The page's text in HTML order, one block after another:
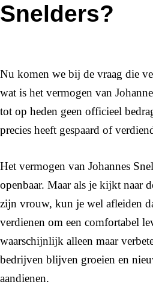
Snelders?
Nu komen we bij de vraag die
wat is het vermogen van
tot op heden geen officieel
precies heeft gespaard of
Het vermogen van Johannes
openbaar. Maar als je kijkt naar
zijn vrouw, kun je wel afleiden
verdienen om een comfortabel
waarschijnlijk alleen maar
bedrijven blijven groeien en
aandienen.